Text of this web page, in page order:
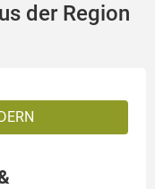
der Region